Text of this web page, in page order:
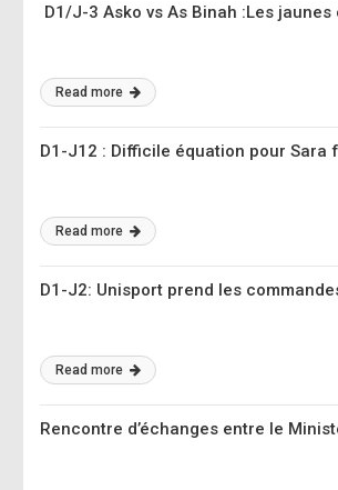
D1/J-3 Asko vs As Binah :Les
Read more
D1-J12 : Difficile équation pour Sara
Read more
D1-J2: Unisport prend les
Read more
Rencontre d’échanges entre le